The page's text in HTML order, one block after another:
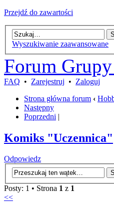
Przejdź do zawartości
Wyszukiwanie zaawansowane
Forum
FAQ • Zarejestruj • Zaloguj
Strona główna forum ‹
Następny
Poprzedni |
Komiks "Uczennica"
Odpowiedz
Posty: 1 • Strona 1 z 1
<<